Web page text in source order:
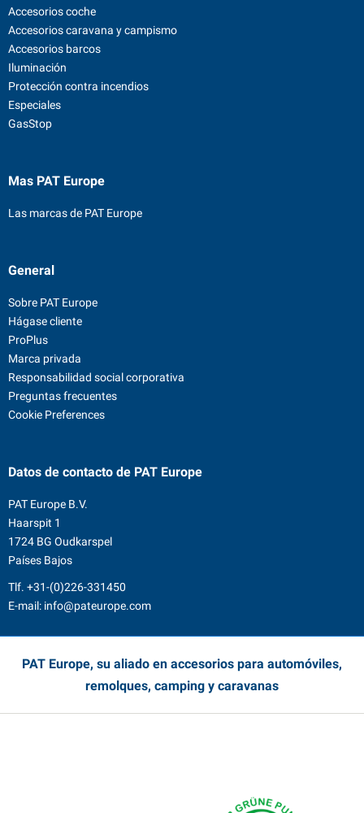
Accesorios coche
Accesorios caravana y campismo
Accesorios barcos
Iluminación
Protección contra incendios
Especiales
GasStop
Mas PAT Europe
Las marcas de PAT Europe
General
Sobre PAT Europe
Hágase cliente
ProPlus
Marca privada
Responsabilidad social corporativa
Preguntas frecuentes
Cookie Preferences
Datos de contacto de PAT Europe
PAT Europe B.V.
Haarspit 1
1724 BG Oudkarspel
Países Bajos
Tlf. +31-(0)226-331450
E-mail: info@pateurope.com
PAT Europe, su aliado en accesorios para automóviles,
remolques, camping y caravanas